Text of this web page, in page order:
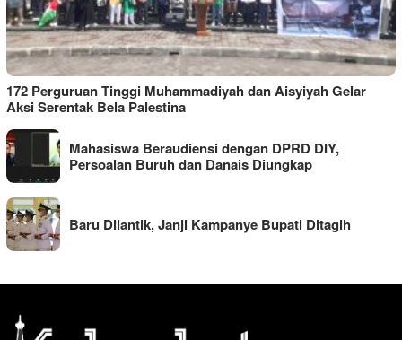
172 Perguruan Tinggi Muhammadiyah dan Aisyiyah Gelar
Aksi Serentak Bela Palestina
Mahasiswa Beraudiensi dengan DPRD DIY,
Persoalan Buruh dan Danais Diungkap
Baru Dilantik, Janji Kampanye Bupati Ditagih